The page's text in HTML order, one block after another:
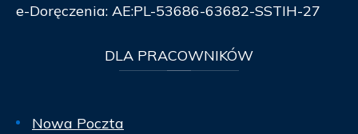
e-Doręczenia: AE:PL-53686-63682-SSTIH-27
DLA PRACOWNIKÓW
Nowa Poczta